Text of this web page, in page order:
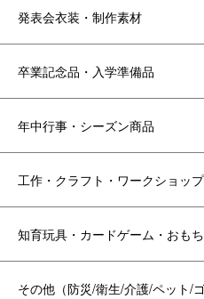
発表会衣装・制作素材
卒業記念品・入学準備品
年中行事・シーズン商品
工作・クラフト・ワークショップ
知育玩具・カードゲーム・おも
その他（防災/衛生/介護/ペット/